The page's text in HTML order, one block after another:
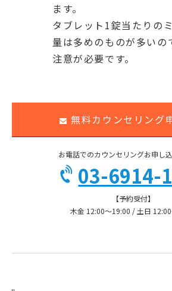
ます。
タブレット1錠当たりの
量は多めのものが多いの
注意が必要です。
無料カウンセリング
お電話でのカウンセリングお申し
03-6914-
【予約受付】
木金 12:00〜19:00 / 土日